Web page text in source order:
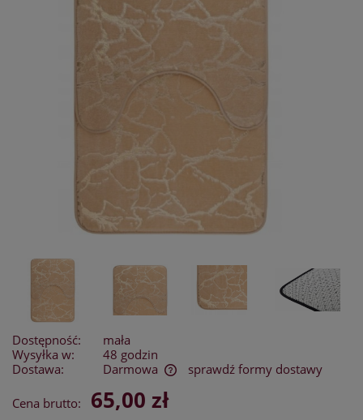
Dostępność:
mała
Wysyłka w:
48 godzin
Dostawa:
Darmowa sprawdź formy dostawy
Cena brutto: 65,00 zł